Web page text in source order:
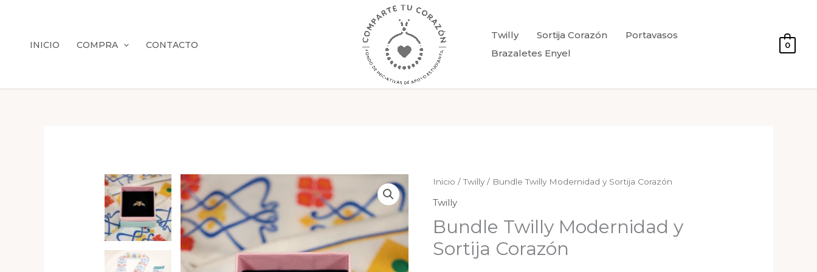
contenido
INICIO COMPRA CONTACTO
Twilly Sortija Corazón
Portavasos
Brazaletes Enyel
0
Inicio /Twilly/ Bundle Twilly Modernidad y Sortija Corazón
Twilly
Bundle Twilly Modernidad y
Sortija Corazón
Bundle
Twilly
y
Sortija